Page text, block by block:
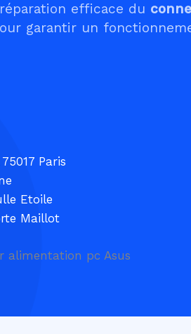
efficace du
garantir un
Paris
Etoile
Maillot